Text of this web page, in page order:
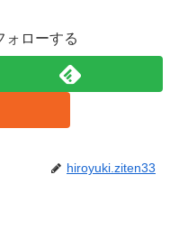
ォローする
hiroyuki.ziten33